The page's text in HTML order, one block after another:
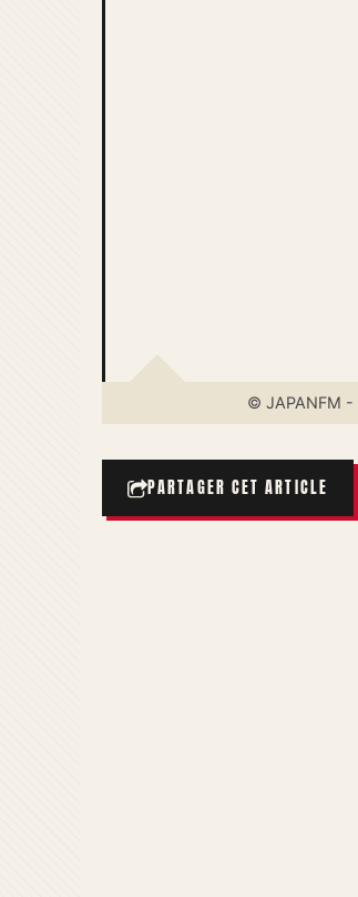
© JAPANFM -
PARTAGER CET ARTICLE